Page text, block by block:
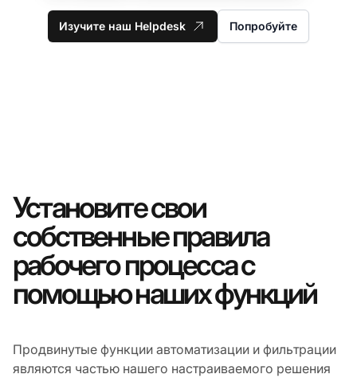
Изучите наш Helpdesk Попробуйте
Установите свои
собственные правила
рабочего процесса с
помощью наших функций
Продвинутые функции автоматизации и фильтрации
являются частью нашего настраиваемого решения